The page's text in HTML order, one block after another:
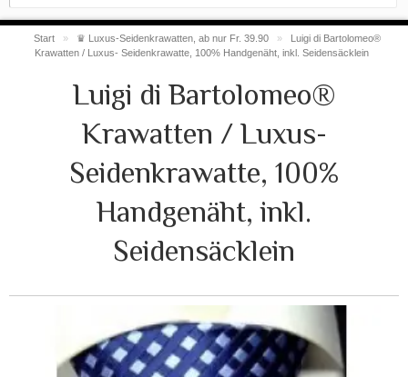
Start » ♛ Luxus-Seidenkrawatten, ab nur Fr. 39.90 »
Luigi di Bartolomeo®
Krawatten / Luxus- Seidenkrawatte, 100% Handgenäht, inkl. Seidensäcklein
Luigi di Bartolomeo®
Krawatten / Luxus-
Seidenkrawatte, 100%
Handgenäht, inkl.
Seidensäcklein